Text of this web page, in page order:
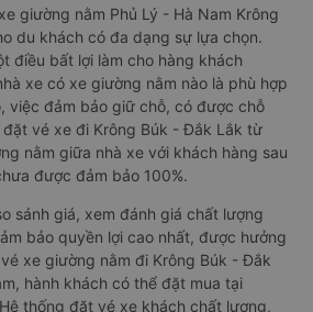
giường nằm Phủ Lý - Hà Nam Krông
du khách có đa dạng sự lựa chọn.
điều bất lợi làm cho hàng khách
xe có xe giường nằm nào là phù hợp
việc đảm bảo giữ chỗ, có được chỗ
vé xe đi Krông Búk - Đắk Lắk từ
nằm giữa nhà xe với khách hàng sau
được đảm bảo 100%.
sánh giá, xem đánh giá chất lượng
bảo quyền lợi cao nhất, được hưởng
xe giường nằm đi Krông Búk - Đắk
hành khách có thể đặt mua tại
thống đặt vé xe khách chất lượng,